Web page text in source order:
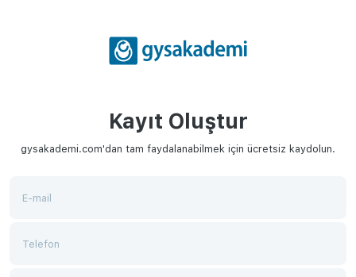
Kayıt Oluştur
gysakademi.com'dan tam faydalanabilmek için ücretsiz kaydolun.